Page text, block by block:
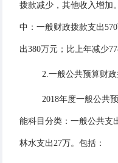
拨款减少，其他收入增加。
中：一般财政拨款支出
出380万元； 比上年减少
2.一般公共预算财
2018年度一般公共
能科目分类：一般公共支
林水支出27万。包括：